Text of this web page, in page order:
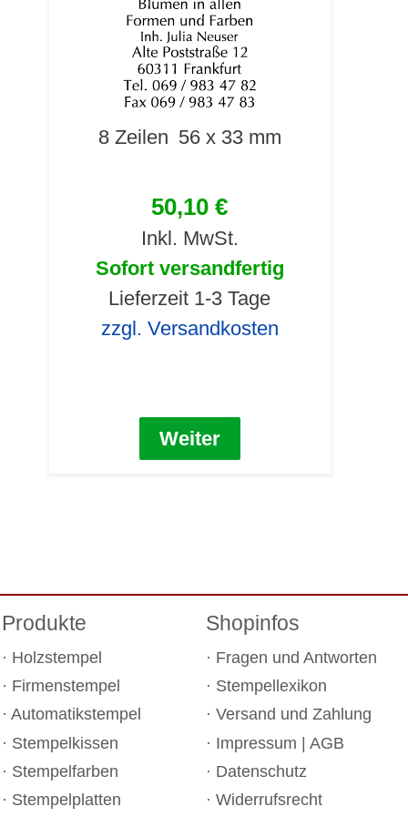
8 Zeilen 56 x 33 mm
50,10 €
Inkl. MwSt.
Sofort versandfertig
Lieferzeit 1-3 Tage
zzgl. Versandkosten
Weiter
Produkte
Holzstempel
Firmenstempel
Automatikstempel
Stempelkissen
Stempelfarben
Stempelplatten
Shopinfos
Fragen und Antworten
Stempellexikon
Versand und Zahlung
Impressum | AGB
Datenschutz
Widerrufsrecht